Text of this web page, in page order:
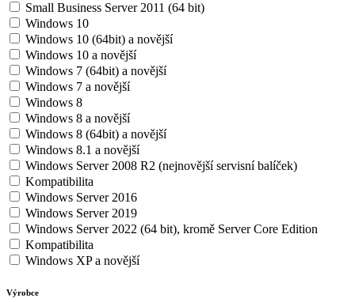
Small Business Server 2011 (64 bit)
Windows 10
Windows 10 (64bit) a novější
Windows 10 a novější
Windows 7 (64bit) a novější
Windows 7 a novější
Windows 8
Windows 8 a novější
Windows 8 (64bit) a novější
Windows 8.1 a novější
Windows Server 2008 R2 (nejnovější servisní balíček)
Kompatibilita
Windows Server 2016
Windows Server 2019
Windows Server 2022 (64 bit), kromě Server Core Edition
Kompatibilita
Windows XP a novější
Výrobce